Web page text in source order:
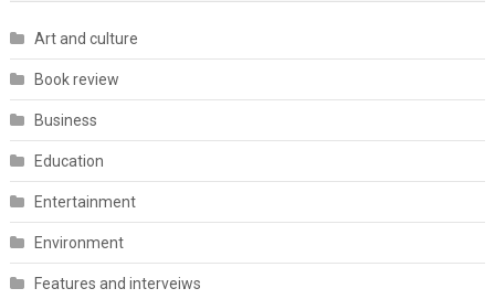
Art and culture
Book review
Business
Education
Entertainment
Environment
Features and interveiws